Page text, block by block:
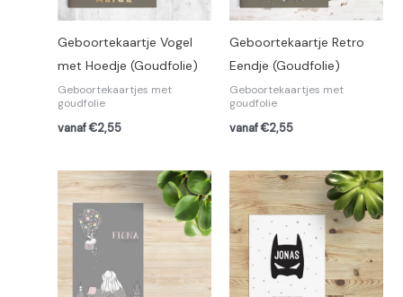
Geboortekaartje Vogel
met Hoedje (Goudfolie)
Geboortekaartjes met
goudfolie
vanaf €2,55
Geboortekaartje Retro
Eendje (Goudfolie)
Geboortekaartjes met
goudfolie
vanaf €2,55